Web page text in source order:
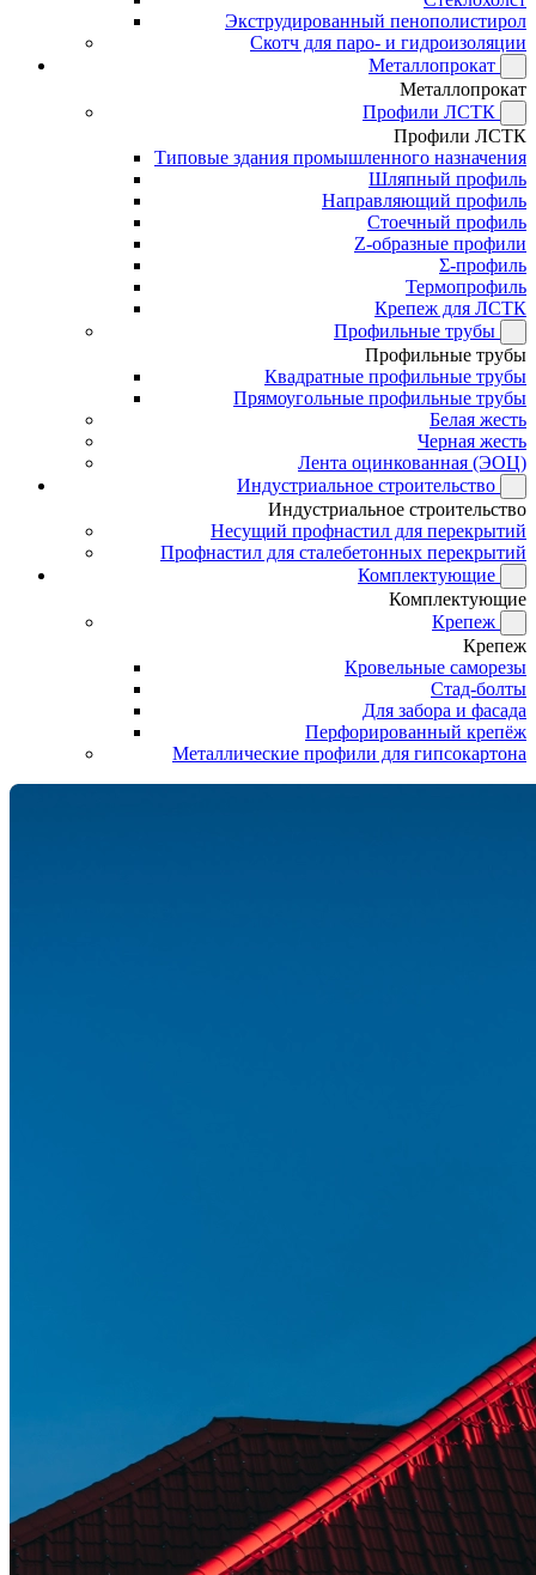
Экструдированный пенополистирол
Скотч для паро- и гидроизоляции
Металлопрокат
Металлопрокат
Профили ЛСТК
Профили ЛСТК
Типовые здания промышленного назначения
Шляпный профиль
Направляющий профиль
Стоечный профиль
Z-образные профили
Σ-профиль
Термопрофиль
Крепеж для ЛСТК
Профильные трубы
Профильные трубы
Квадратные профильные трубы
Прямоугольные профильные трубы
Белая жесть
Черная жесть
Лента оцинкованная (ЭОЦ)
Индустриальное строительство
Индустриальное строительство
Несущий профнастил для перекрытий
Профнастил для сталебетонных перекрытий
Комплектующие
Комплектующие
Крепеж
Крепеж
Кровельные саморезы
Стад-болты
Для забора и фасада
Перфорированный крепёж
Металлические профили для гипсокартона